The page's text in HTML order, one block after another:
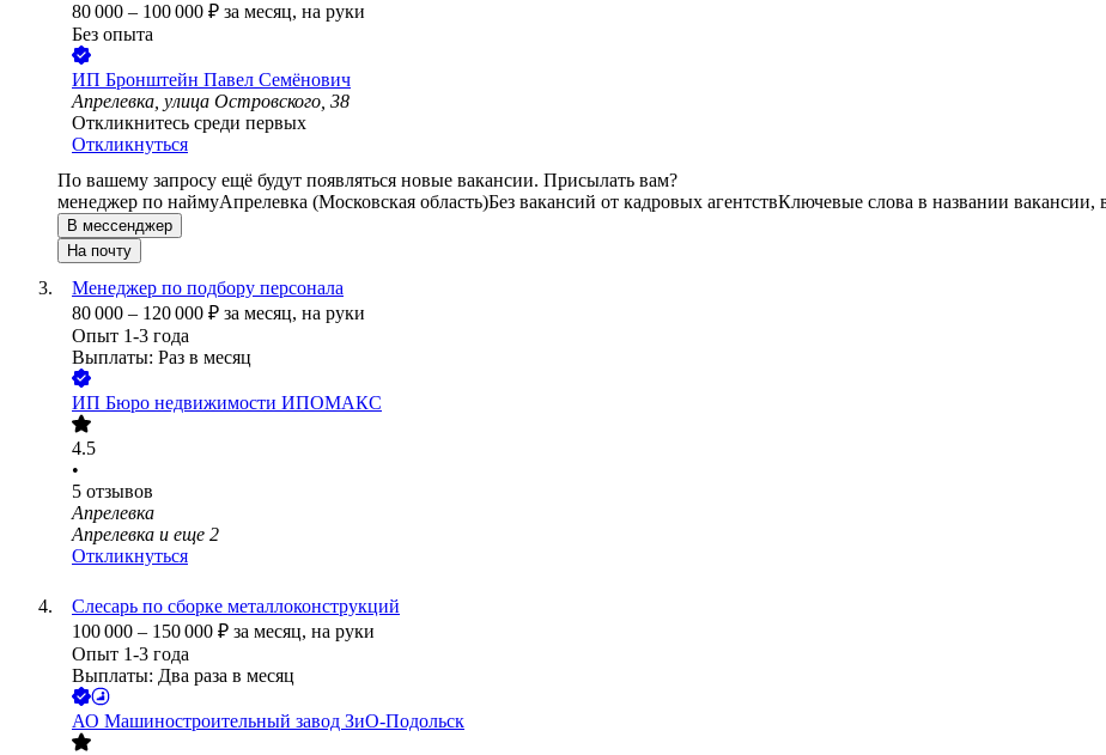
80 000 – 100 000 ₽ за месяц, на руки
Без опыта
ИП Бронштейн Павел Семёнович
Апрелевка, улица Островского, 38
Откликнитесь среди первых
Откликнуться
По вашему запросу ещё будут появляться новые вакансии. Присылать вам?
менеджер по наймуАпрелевка (Московская область)Без вакансий от кадровых агентствКлючевые слова в названии
В мессенджер
На почту
Менеджер по подбору персонала
80 000 – 120 000 ₽ за месяц, на руки
Опыт 1-3 года
Выплаты: Раз в месяц
ИП Бюро недвижимости ИПОМАКС
4.5
•
5 отзывов
Апрелевка
Апрелевка и еще 2
Откликнуться
Слесарь по сборке металлоконструкций
100 000 – 150 000 ₽ за месяц, на руки
Опыт 1-3 года
Выплаты: Два раза в месяц
АО Машиностроительный завод ЗиО-Подольск